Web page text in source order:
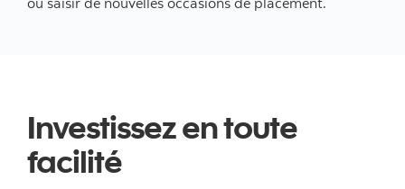
Investissez en toute
facilité